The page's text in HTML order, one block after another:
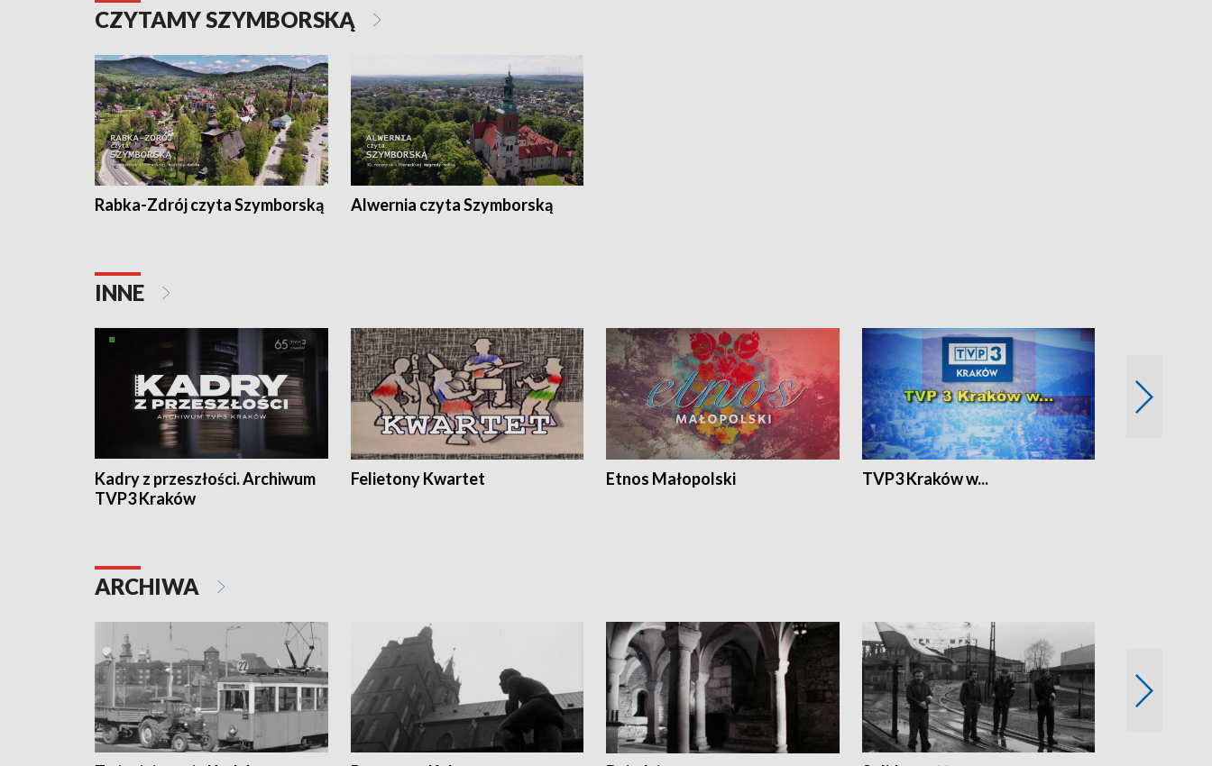
CZYTAMY SZYMBORSKĄ
Rabka-Zdrój czyta Szymborską Alwernia czyta Szymborską
INNE
Kadry z przeszłości. Archiwum
TVP3 Kraków
Felietony Kwartet Etnos Małopolski TVP3 Kraków w...
ARCHIWA